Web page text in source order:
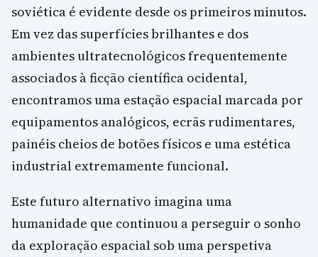
soviética é evidente desde os primeiros minutos.
Em vez das superfícies brilhantes e dos
ambientes ultratecnológicos frequentemente
associados à ficção científica ocidental,
encontramos uma estação espacial marcada por
equipamentos analógicos, ecrãs rudimentares,
painéis cheios de botões físicos e uma estética
industrial extremamente funcional.
Este futuro alternativo imagina uma
humanidade que continuou a perseguir o sonho
da exploração espacial sob uma perspetiva